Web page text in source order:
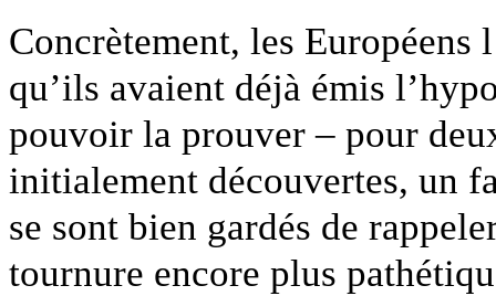
Concrètement, les Européens
qu’ils avaient déjà émis
pouvoir la prouver – pour
initialement découvertes, un
se sont bien gardés de
tournure encore plus